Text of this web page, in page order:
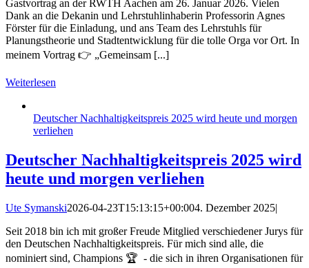
Gastvortrag an der RWTH Aachen am 26. Januar 2026. Vielen
Dank an die Dekanin und Lehrstuhlinhaberin Professorin Agnes
Förster für die Einladung, und ans Team des Lehrstuhls für
Planungstheorie und Stadtentwicklung für die tolle Orga vor Ort. In
meinem Vortrag 👉 „Gemeinsam [...]
Weiterlesen
Deutscher Nachhaltigkeitspreis 2025 wird heute und morgen
verliehen
Deutscher Nachhaltigkeitspreis 2025 wird
heute und morgen verliehen
Ute Symanski2026-04-23T15:13:15+00:004. Dezember 2025|
Seit 2018 bin ich mit großer Freude Mitglied verschiedener Jurys für
den Deutschen Nachhaltigkeitspreis. Für mich sind alle, die
nominiert sind, Champions 🏆 - die sich in ihren Organisationen für